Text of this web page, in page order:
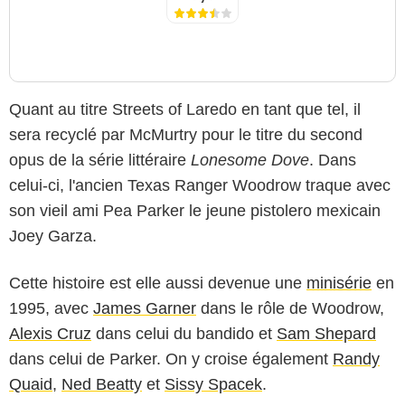
Quant au titre Streets of Laredo en tant que tel, il
sera recyclé par McMurtry pour le titre du second
opus de la série littéraire Lonesome Dove. Dans
celui-ci, l'ancien Texas Ranger Woodrow traque avec
son vieil ami Pea Parker le jeune pistolero mexicain
Joey Garza.
Cette histoire est elle aussi devenue une minisérie en
1995, avec James Garner dans le rôle de Woodrow,
Alexis Cruz dans celui du bandido et Sam Shepard
dans celui de Parker. On y croise également Randy
Quaid, Ned Beatty et Sissy Spacek.